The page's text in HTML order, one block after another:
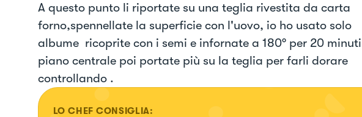
A questo punto li riportate su una teglia rivestita da carta
forno,spennellate la superficie con l'uovo, io ho usato solo
albume ricoprite con i semi e infornate a 180° per 20 minuti
piano centrale poi portate più su la teglia per farli dorare
controllando .
LO CHEF CONSIGLIA: